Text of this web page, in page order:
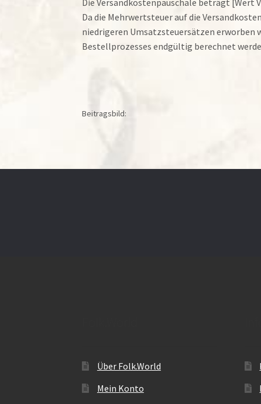
Die Versandkostenpauschale beträgt [Wert
Da die Mehrwertsteuer auf die
niedrigeren Umsatzsteuersätzen erworben
Bestellprozesses endgültig berechnet
Beitragsbild:
Über Folk.World
Mein Konto